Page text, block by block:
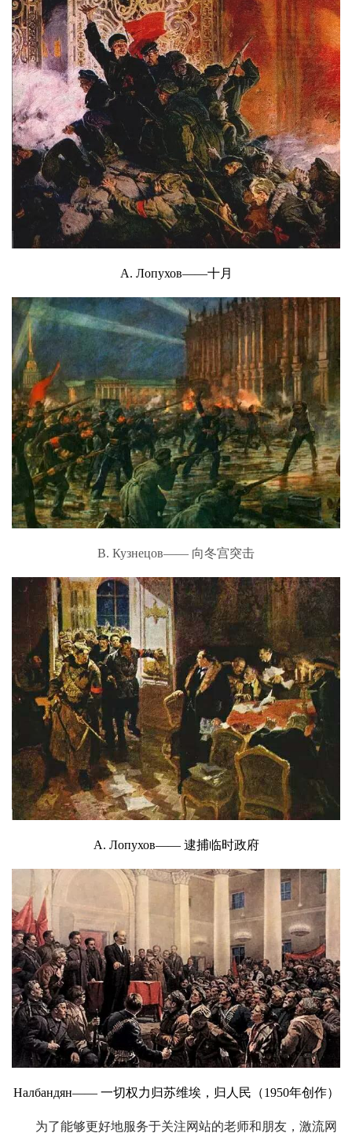
А. Лопухов——十月
В. Кузнецов—— 向冬宫突击
А. Лопухов—— 逮捕临时政府
Налбандян—— 一切权力归苏维埃，归人民（1950年创作）
为了能够更好地服务于关注网站的老师和朋友，激流网